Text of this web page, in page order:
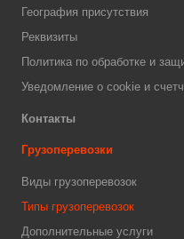
География присутствия
Реквизиты
Политика по обработке и
Уведомление о cookie и
Контакты
Грузоперевозки
Виды грузоперевозок
Типы грузоперевозок
Дополнительные услуги